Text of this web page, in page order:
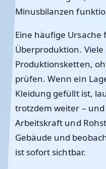
Minusbilanzen
Eine häufige Ursache
Überproduktion. Viele
Produktionsketten,
prüfen. Wenn ein
Kleidung gefüllt ist,
trotzdem weiter –
Arbeitskraft und
Gebäude und
ist sofort sichtbar.